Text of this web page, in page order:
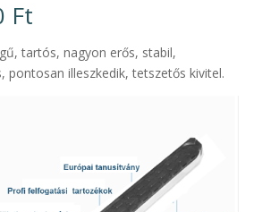
Ft
tartós, nagyon erős, stabil,
pontosan illeszkedik, tetszetős kivitel.